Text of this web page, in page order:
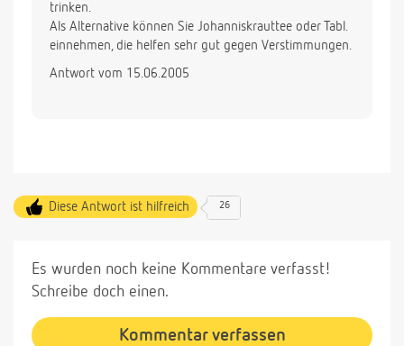
trinken.
Als Alternative können Sie Johanniskrauttee oder Tabl.
einnehmen, die helfen sehr gut gegen Verstimmungen.
Antwort vom 15.06.2005
Diese Antwort ist hilfreich 26
Es wurden noch keine Kommentare verfasst!
Schreibe doch einen.
Kommentar verfassen